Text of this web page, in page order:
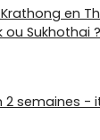
en
ou Sukhothai ?
2 semaines -